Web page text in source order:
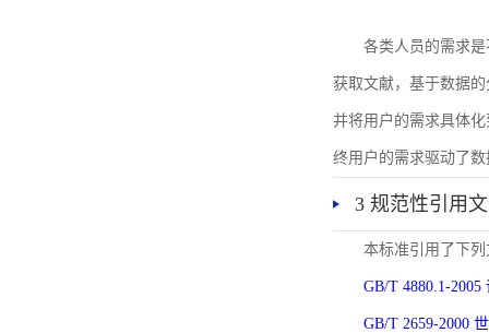
各类人员的需求
获取文献，基于数据
并将用户的需求具体
终用户的需求驱动了
3 规范性引用
本标准引用了下
GB/T 4880.1-
GB/T 2659-2000